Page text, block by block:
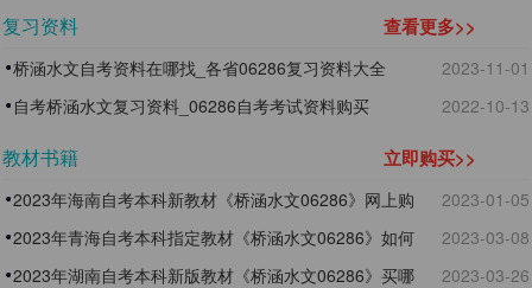
复习资料 查看更多>>
桥涵水文自考资料在哪找_各省06286复习资料大全
2023-11-01
自考桥涵水文复习资料_06286自考考试资料购买
2022-10-13
教材书籍 立即购买>>
2023年海南自考本科新教材《桥涵水文06286》网上购
买
2023-01-05
2023年青海自考本科指定教材《桥涵水文06286》如何
选购
2023-03-08
2023年湖南自考本科新版教材《桥涵水文06286》买哪
2023-03-26